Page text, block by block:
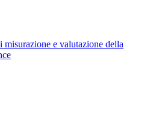
misurazione e valutazione della